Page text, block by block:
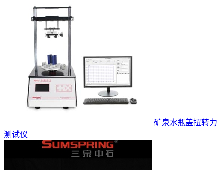
矿泉水瓶盖扭转力
测试仪